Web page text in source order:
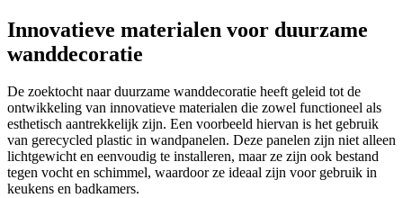
Innovatieve materialen voor duurzame
wanddecoratie
De zoektocht naar duurzame wanddecoratie heeft geleid tot de
ontwikkeling van innovatieve materialen die zowel functioneel als
esthetisch aantrekkelijk zijn. Een voorbeeld hiervan is het gebruik
van gerecycled plastic in wandpanelen. Deze panelen zijn niet alleen
lichtgewicht en eenvoudig te installeren, maar ze zijn ook bestand
tegen vocht en schimmel, waardoor ze ideaal zijn voor gebruik in
keukens en badkamers.